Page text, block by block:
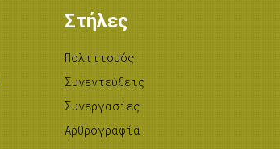
Στήλες
Πολιτισμός
Συνεντεύξεις
Συνεργασίες
Αρθρογραφία